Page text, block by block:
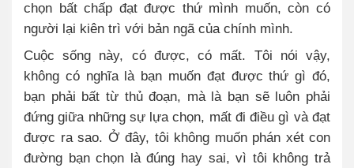
chọn bất chấp đạt được thứ mình muốn, còn có
người lại kiên trì với bản ngã của chính mình.
Cuộc sống này, có được, có mất. Tôi nói vậy,
không có nghĩa là bạn muốn đạt được thứ gì đó,
bạn phải bất từ thủ đoạn, mà là bạn sẽ luôn phải
đứng giữa những sự lựa chọn, mất đi điều gì và đạt
được ra sao. Ở đây, tôi không muốn phán xét con
đường bạn chọn là đúng hay sai, vì tôi không trả